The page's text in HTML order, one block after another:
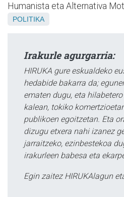
Humanista eta Alternativa
POLITIKA
Irakurle agurgarria:
HIRUKA gure eskualdeko
hedabide bakarra da;
ematen dugu, eta
kalean, tokiko
publikoen egoitzetan. Eta
dizugu etxera nahi izanez
jarraitzeko, ezinbestekoa
irakurleen babesa eta
Egin zaitez HIRUKAlagun